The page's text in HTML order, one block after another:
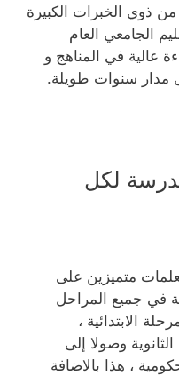
ذوي الخبرات الكبيرة
الجامعي العام
عالية في المناهج و
مدار سنوات طويلة.
لكل
متميزين على
في جميع المراحل
الابتدائية ،
وصولا إلى
، هذا بالاضافة